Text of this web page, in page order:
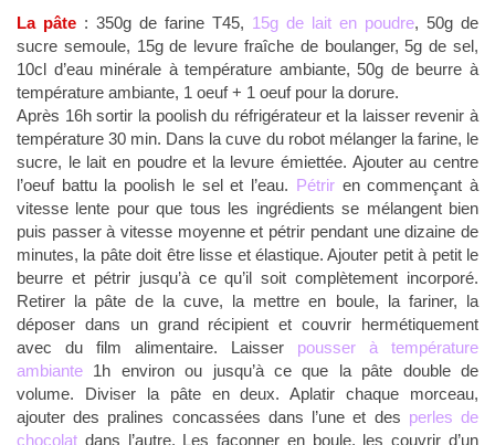
La pâte : 350g de farine T45, 15g de lait en poudre, 50g de
sucre semoule, 15g de levure fraîche de boulanger, 5g de sel,
10cl d’eau minérale à température ambiante, 50g de beurre à
température ambiante, 1 oeuf + 1 oeuf pour la dorure.
Après 16h sortir la poolish du réfrigérateur et la laisser revenir à
température 30 min. Dans la cuve du robot mélanger la farine, le
sucre, le lait en poudre et la levure émiettée. Ajouter au centre
l’oeuf battu la poolish le sel et l’eau. Pétriren commençant à
vitesse lente pour que tous les ingrédients se mélangent bien
puis passer à vitesse moyenne et pétrir pendant une dizaine de
minutes, la pâte doit être lisse et élastique. Ajouter petit à petit le
beurre et pétrir jusqu’à ce qu’il soit complètement incorporé.
Retirer la pâte de la cuve, la mettre en boule, la fariner, la
déposer dans un grand récipient et couvrir hermétiquement
avec du film alimentaire. Laisser pousser à température
ambiante 1h environ ou jusqu’à ce que la pâte double de
volume. Diviser la pâte en deux. Aplatir chaque morceau,
ajouter des pralines concassées dans l’une et des perles de
chocolat dans l’autre. Les façonner en boule, les couvrir d’un